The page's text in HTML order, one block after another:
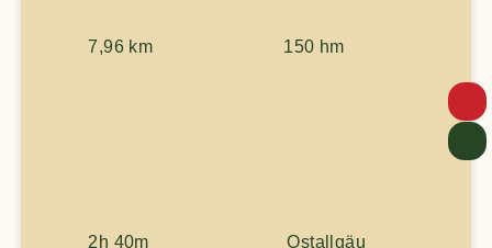
7,96 km 150 hm
2h 40m Ostallgäu